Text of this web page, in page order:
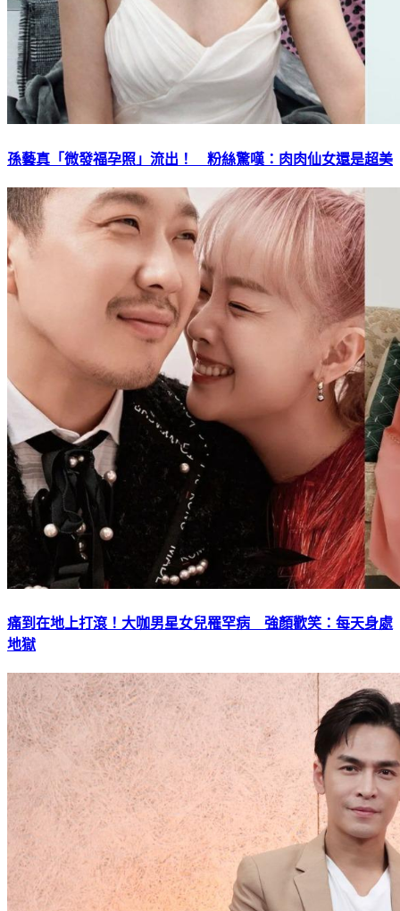
孫藝真「微發福孕照」流出！ 粉絲驚嘆：肉肉仙女還是超美
痛到在地上打滾！大咖男星女兒罹罕病 強顏歡笑：每天身處
地獄